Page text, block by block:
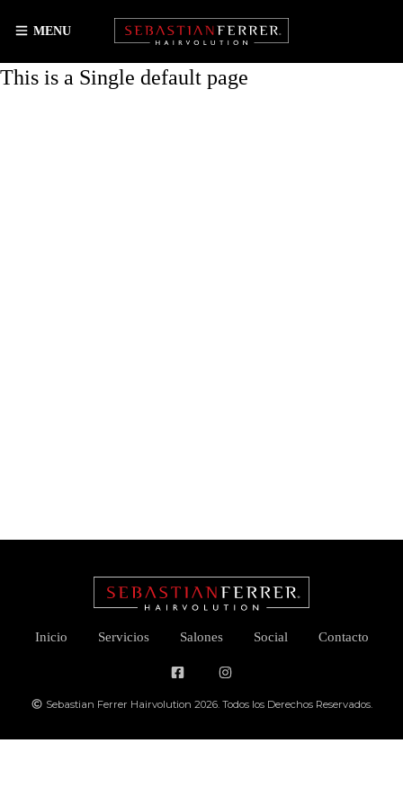
MENU
This is a Single default page
Inicio Servicios Salones Social Contacto
Sebastian Ferrer Hairvolution 2026. Todos los Derechos Reservados.